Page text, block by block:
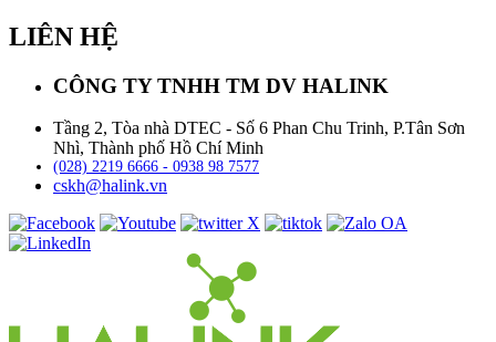
LIÊN HỆ
CÔNG TY TNHH TM DV HALINK
Tầng 2, Tòa nhà DTEC - Số 6 Phan Chu Trinh, P.Tân Sơn
Nhì, Thành phố Hồ Chí Minh
(028) 2219 6666 - 0938 98 7577
cskh@halink.vn